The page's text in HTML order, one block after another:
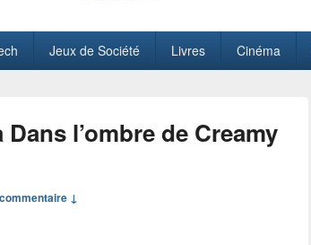
Jeux de Société Livres Cinéma
l’ombre de Creamy
↓